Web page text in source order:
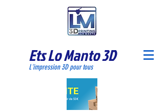
Ets Lo Manto 3D
L'impression 3D pour tous